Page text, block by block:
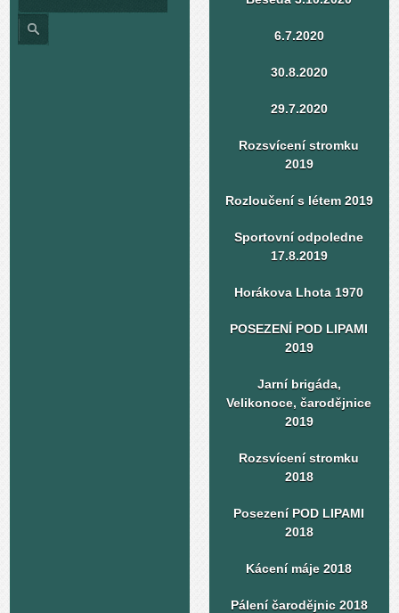
6.7.2020
30.8.2020
29.7.2020
Rozsvícení stromku
2019
Rozloučení s létem 2019
Sportovní odpoledne
17.8.2019
Horákova Lhota 1970
POSEZENÍ POD LIPAMI
2019
Jarní brigáda,
Velikonoce, čarodějnice
2019
Rozsvícení stromku
2018
Posezení POD LIPAMI
2018
Kácení máje 2018
Pálení čarodějnic 2018